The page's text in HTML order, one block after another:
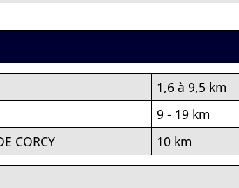
1,6 à 9,5 km
9 - 19 km
CORCY 10 km